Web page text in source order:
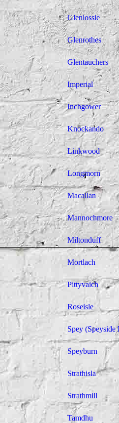
Glenlossie
Glenrothes
Glentauchers
Imperial
Inchgower
Knockando
Linkwood
Longmorn
Macallan
Mannochmore
Miltonduff
Mortlach
Pittyvaich
Roseisle
Spey
Speyburn
Strathisla
Strathmill
Tamdhu